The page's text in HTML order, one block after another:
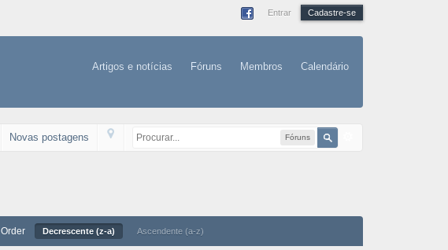
Entrar Cadastre-se
Artigos e notícias Fóruns Membros Calendário
Fóruns
Novas postagens
Order Decrescente (z-a) Ascendente (a-z)